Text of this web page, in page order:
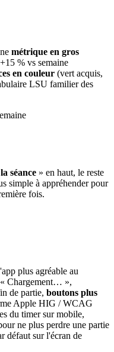
métrique en gros
% vs semaine
en couleur (vert acquis,
LSU familier des
séance » en haut, le reste
simple à appréhender pour
fois.
plus agréable au
Chargement… »,
de partie, boutons plus
Apple HIG / WCAG
du timer sur mobile,
ne plus perdre une partie
défaut sur l'écran de